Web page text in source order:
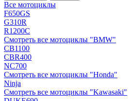
Все мотоциклы
F650GS
G310R
R1200C
Смотреть все мотоциклы "BMW"
CB1100
CBR400
NC700
Смотреть все мотоциклы "Honda"
Ninja
Смотреть все мотоциклы "Kawasaki"